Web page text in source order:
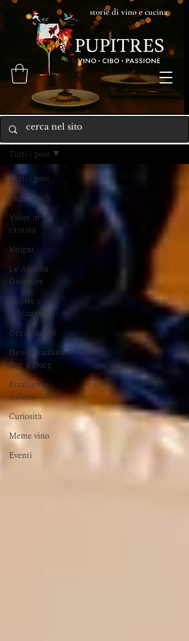
storie di vino e cucina
Home
Tutti i post
Pupi Teach
Visite in
cantina
Vitigni
Le Affinità
Gustative
Ricette e
abbinamenti
Degustazioni
Denominazioni
Doc e Docg
Eccellenze
italiane
Curiosità
Meme vino
Eventi
Tutti i post